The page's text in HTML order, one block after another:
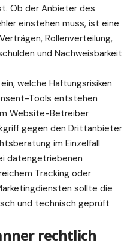
Ob der Anbieter des
einstehen muss, ist eine
Rollenverteilung,
und Nachweisbarkeit
welche Haftungsrisiken
Tools entstehen
Website-Betreiber
gegen den Drittanbieter
im Einzelfall
datengetriebenen
Tracking oder
sollte die
und technisch geprüft
rechtlich